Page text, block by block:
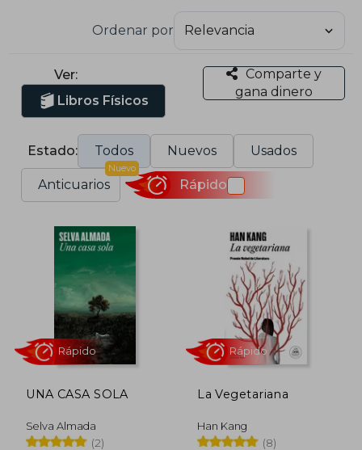
Ordenar por
Ver:
Libros Físicos
Comparte y
gana dinero
Estado: Todos Nuevos Usados
Anticuarios
Nuevo
Rápido
UNA CASA SOLA
Selva Almada
(2)
Rápido
La Vegetariana
Han Kang
(8)